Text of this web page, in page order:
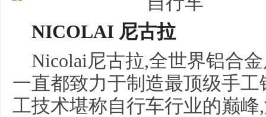
NICOLAI 尼古拉
Nicolai尼古拉,全世界铝合
一直都致力于制造最顶级手
工技术堪称自行车行业的巅